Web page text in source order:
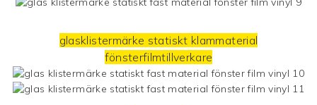
glasklistermärke statiskt klammaterial
fönsterfilmtillverkare